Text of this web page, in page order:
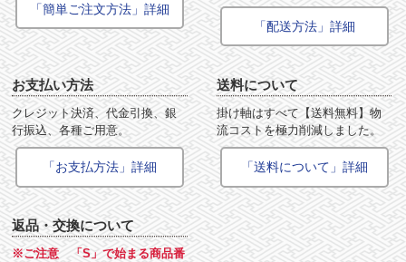
「簡単ご注文方法」詳細
「配送方法」詳細
お支払い方法
クレジット決済、代金引換、銀
行振込、各種ご用意。
「お支払方法」詳細
送料について
掛け軸はすべて【送料無料】物
流コストを極力削減しました。
「送料について」詳細
返品・交換について
※ご注意 「S」で始まる商品番